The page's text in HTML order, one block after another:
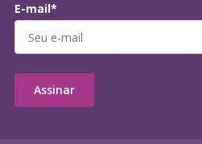
E-mail*
Assinar